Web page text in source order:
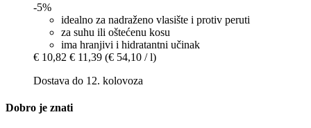
-5%
idealno za nadraženo vlasište i protiv peruti
za suhu ili oštećenu kosu
ima hranjivi i hidratantni učinak
€ 10,82 € 11,39 (€ 54,10 / l)
Dostava do 12. kolovoza
Dobro je znati